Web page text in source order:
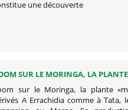
une découverte
SUR LE MORINGA, LA
DÉRIVÉS
sur le Moringa, la plante
A Errachidia comme à Tata,